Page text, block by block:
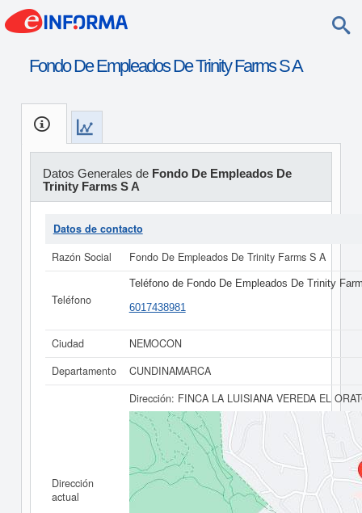
Fondo De Empleados De Trinity Farms S A
Datos Generales de Fondo De Empleados De
Trinity Farms S A
Datos de contacto
Razón Social
Fondo De Empleados De Trinity Farms S A
Teléfono
Teléfono de Fondo De Empleados De Trinity
6017438981
Ciudad
NEMOCON
Departamento
CUNDINAMARCA
Dirección
actual
Dirección: FINCA LA LUISIANA VEREDA EL